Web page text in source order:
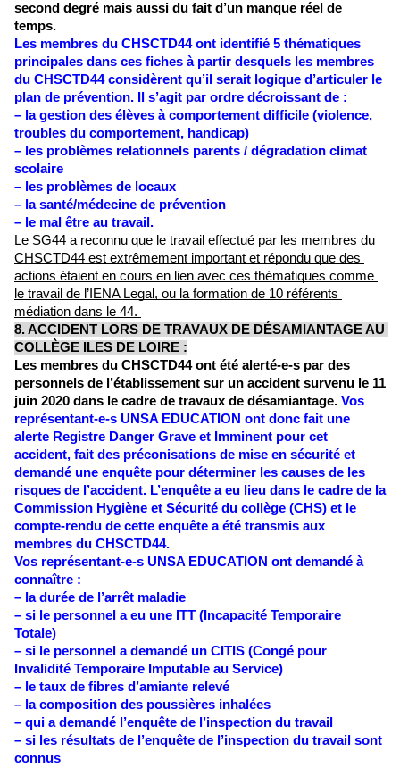
second degré mais aussi du fait d’un manque réel de
temps.
Les membres du CHSCTD44 ont identifié 5 thématiques
principales dans ces fiches à partir desquels les membres
du CHSCTD44 considèrent qu’il serait logique d’articuler le
plan de prévention. Il s’agit par ordre décroissant de :
– la gestion des élèves à comportement difficile (violence,
troubles du comportement, handicap)
– les problèmes relationnels parents / dégradation climat
scolaire
– les problèmes de locaux
– la santé/médecine de prévention
– le mal être au travail.
Le SG44 a reconnu que le travail effectué par les membres du
CHSCTD44 est extrêmement important et répondu que des
actions étaient en cours en lien avec ces thématiques comme
le travail de l’IENA Legal, ou la formation de 10 référents
médiation dans le 44.
8. ACCIDENT LORS DE TRAVAUX DE DÉSAMIANTAGE AU
COLLÈGE ILES DE LOIRE :
Les membres du CHSCTD44 ont été alerté-e-s par des
personnels de l’établissement sur un accident survenu le 11
juin 2020 dans le cadre de travaux de désamiantage. Vos
représentant-e-s UNSA EDUCATION ont donc fait une
alerte Registre Danger Grave et Imminent pour cet
accident, fait des préconisations de mise en sécurité et
demandé une enquête pour déterminer les causes de les
risques de l’accident. L’enquête a eu lieu dans le cadre de la
Commission Hygiène et Sécurité du collège (CHS) et le
compte-rendu de cette enquête a été transmis aux
membres du CHSCTD44.
Vos représentant-e-s UNSA EDUCATION ont demandé à
connaître :
– la durée de l’arrêt maladie
– si le personnel a eu une ITT (Incapacité Temporaire
Totale)
– si le personnel a demandé un CITIS (Congé pour
Invalidité Temporaire Imputable au Service)
– le taux de fibres d’amiante relevé
– la composition des poussières inhalées
– qui a demandé l’enquête de l’inspection du travail
– si les résultats de l’enquête de l’inspection du travail sont
connus